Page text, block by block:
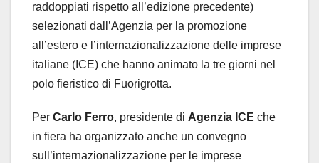
raddoppiati rispetto all’edizione precedente)
selezionati dall’Agenzia per la promozione
all’estero e l’internazionalizzazione delle imprese
italiane (ICE) che hanno animato la tre giorni nel
polo fieristico di Fuorigrotta.
Per Carlo Ferro, presidente di Agenzia ICE che
in fiera ha organizzato anche un convegno
sull’internazionalizzazione per le imprese